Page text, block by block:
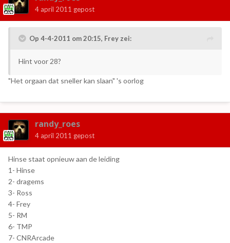
4 april 2011 gepost
Op 4-4-2011 om 20:15, Frey zei:
Hint voor 28?
"Het orgaan dat sneller kan slaan" 's oorlog
randy_roes
4 april 2011 gepost
Hinse staat opnieuw aan de leiding
1- Hinse
2- dragems
3- Ross
4- Frey
5- RM
6- TMP
7- CNRArcade